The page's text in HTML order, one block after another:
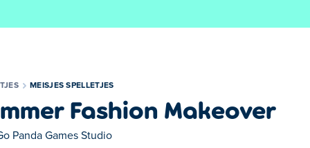
MEISJES SPELLETJES
Fashion Makeover
Panda Games Studio